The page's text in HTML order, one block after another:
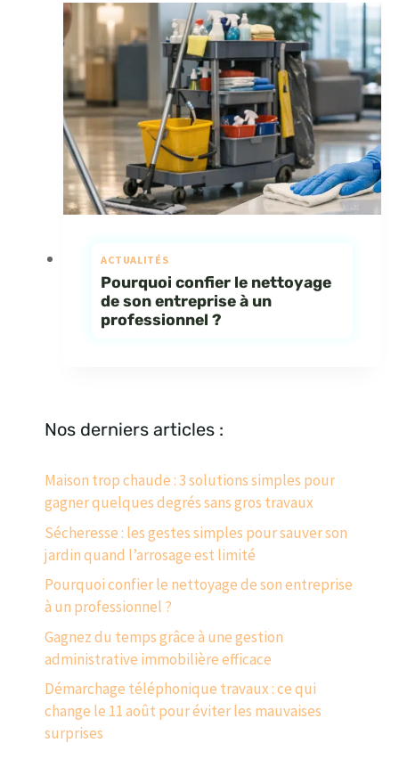
ACTUALITÉS
Pourquoi confier le nettoyage
de son entreprise à un
professionnel ?
Nos derniers articles :
Maison trop chaude : 3 solutions simples pour
gagner quelques degrés sans gros travaux
Sécheresse : les gestes simples pour sauver son
jardin quand l’arrosage est limité
Pourquoi confier le nettoyage de son entreprise
à un professionnel ?
Gagnez du temps grâce à une gestion
administrative immobilière efficace
Démarchage téléphonique travaux : ce qui
change le 11 août pour éviter les mauvaises
surprises